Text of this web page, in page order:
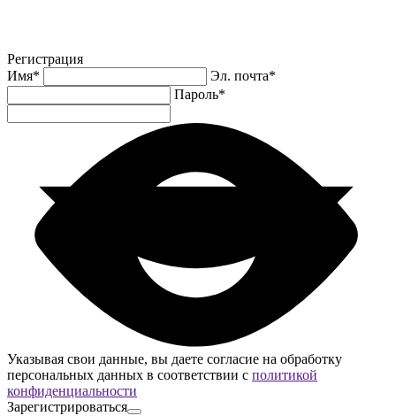
Регистрация
Имя* Эл. почта*
Пароль*
Указывая свои данные, вы даете согласие на обработку
персональных данных в соответствии с политикой
конфиденциальности
Зарегистрироваться